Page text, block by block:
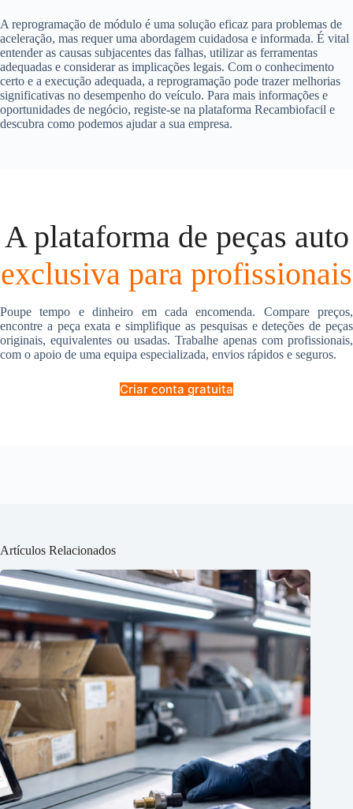
A reprogramação de módulo é uma solução eficaz para problemas de
aceleração, mas requer uma abordagem cuidadosa e informada. É vital
entender as causas subjacentes das falhas, utilizar as ferramentas
adequadas e considerar as implicações legais. Com o conhecimento
certo e a execução adequada, a reprogramação pode trazer melhorias
significativas no desempenho do veículo. Para mais informações e
oportunidades de negócio, registe-se na plataforma Recambiofacil e
descubra como podemos ajudar a sua empresa.
A plataforma de peças auto
exclusiva para profissionais
Poupe tempo e dinheiro em cada encomenda. Compare preços,
encontre a peça exata e simplifique as pesquisas e deteções de peças
originais, equivalentes ou usadas. Trabalhe apenas com profissionais,
com o apoio de uma equipa especializada, envios rápidos e seguros.
Criar conta gratuita
Artículos Relacionados